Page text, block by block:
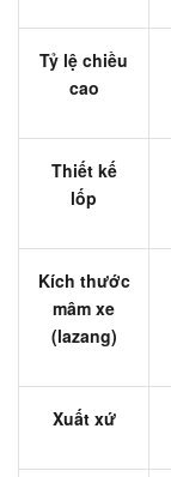
Tỷ lệ chiều
cao
Thiết kế
lốp
Kích thước
mâm xe
(lazang)
Xuất xứ